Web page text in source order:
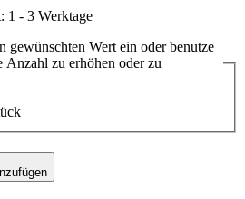
1 - 3 Werktage
gewünschten Wert ein oder benutze
Anzahl zu erhöhen oder zu